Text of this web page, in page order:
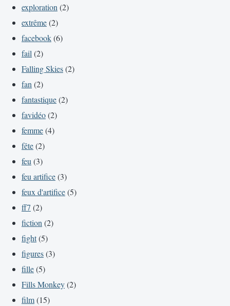
exploration (2)
extrême(2)
facebook(6)
fail (2)
Falling Skies(2)
fan (2)
fantastique(2)
favidéo(2)
femme(4)
fête(2)
feu (3)
feu artifice(3)
feux d'artifice(5)
ff7 (2)
fiction (2)
fight(5)
figures(3)
fille(5)
Fills Monkey(2)
film(15)